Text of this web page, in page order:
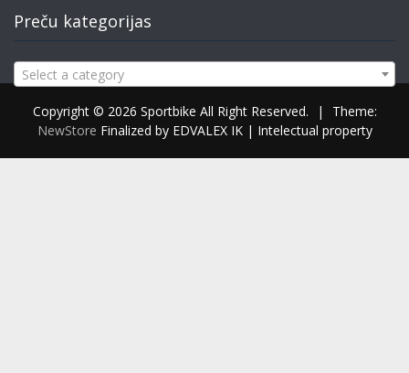
Preču kategorijas
Select a category
Copyright © 2026 Sportbike All Right Reserved. |
Theme:
NewStore Finalized by EDVALEX IK | Intelectual property